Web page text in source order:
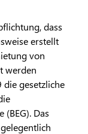
dass
erstellt
von
werden
die gesetzliche
Das